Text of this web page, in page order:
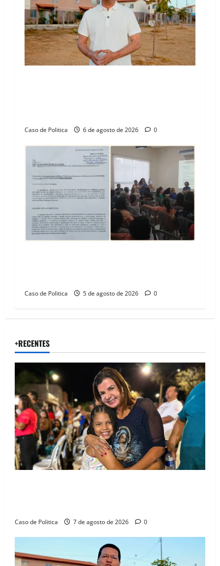
Caso de Politica 6 de agosto de 2026 0
Caso de Politica 5 de agosto de 2026 0
+RECENTES
Caso de Politica 7 de agosto de 2026 0